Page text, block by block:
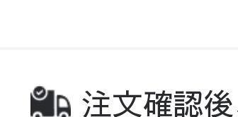
注文確認